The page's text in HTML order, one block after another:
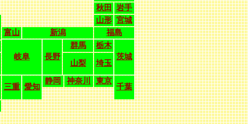
秋田
岩手
山形 宮城
富山
新潟 福島
岐阜 長野
群馬
栃木
茨城
山梨 埼玉
三重 愛知
静岡 神奈川 東京
千葉